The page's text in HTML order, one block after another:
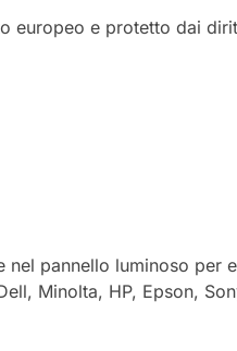
europeo e protetto dai
nel pannello luminoso per
Minolta, HP, Epson,